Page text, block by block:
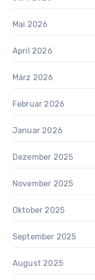
Mai 2026
April 2026
März 2026
Februar 2026
Januar 2026
Dezember 2025
November 2025
Oktober 2025
September 2025
August 2025